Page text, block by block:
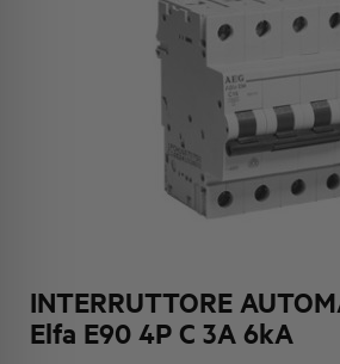
INTERRUTTORE
Elfa E90 4P C 3A 6kA
IDENTITÀ AZIENDALE
ATTIVITÀ E MERCATI